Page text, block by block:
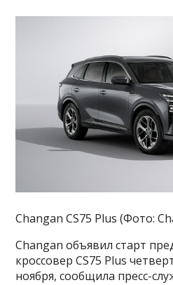
Changan CS75 Plus (Фото:
Changan объявил старт
кроссовер CS75 Plus
ноября, сообщила пресс-